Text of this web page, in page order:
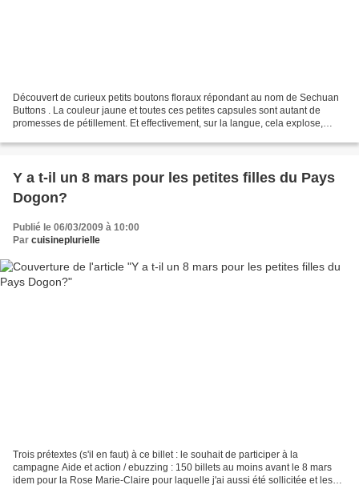
Découvert de curieux petits boutons floraux répondant au nom de Sechuan
Buttons . La couleur jaune et toutes ces petites capsules sont autant de
promesses de pétillement. Et effectivement, sur la langue, cela explose,
Y a t-il un 8 mars pour les petites filles du Pays
Dogon?
Publié le 06/03/2009 à 10:00
Par cuisineplurielle
Trois prétextes (s'il en faut) à ce billet : le souhait de participer à la
campagne Aide et action / ebuzzing : 150 billets au moins avant le 8 mars
idem pour la Rose Marie-Claire pour laquelle j'ai aussi été sollicitée et les